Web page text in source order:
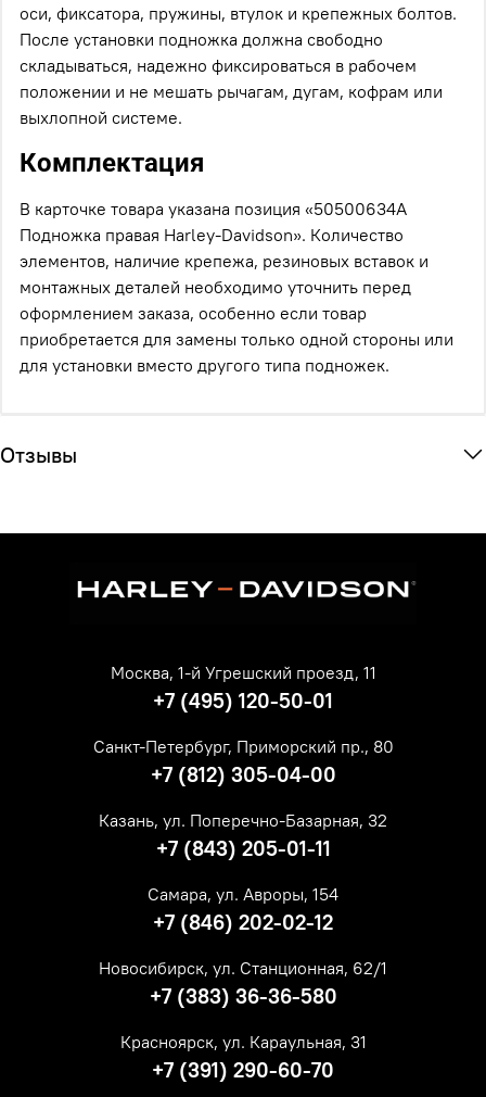
оси, фиксатора, пружины, втулок и крепежных болтов.
После установки подножка должна свободно
складываться, надежно фиксироваться в рабочем
положении и не мешать рычагам, дугам, кофрам или
выхлопной системе.
Комплектация
В карточке товара указана позиция «50500634A
Подножка правая Harley-Davidson». Количество
элементов, наличие крепежа, резиновых вставок и
монтажных деталей необходимо уточнить перед
оформлением заказа, особенно если товар
приобретается для замены только одной стороны или
для установки вместо другого типа подножек.
Отзывы
Москва, 1-й Угрешский проезд, 11
+7 (495) 120-50-01
Санкт-Петербург, Приморский пр., 80
+7 (812) 305-04-00
Казань, ул. Поперечно-Базарная, 32
+7 (843) 205-01-11
Самара, ул. Авроры, 154
+7 (846) 202-02-12
Новосибирск, ул. Станционная, 62/1
+7 (383) 36-36-580
Красноярск, ул. Караульная, 31
+7 (391) 290-60-70